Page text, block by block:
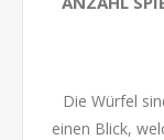
Die Würfel
einen Blick,